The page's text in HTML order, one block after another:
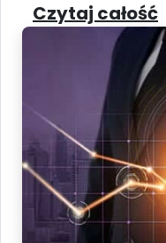
Czytaj całość